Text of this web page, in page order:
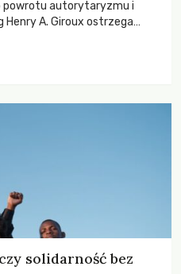
powrotu autorytaryzmu i
A. Giroux ostrzega
solidarność bez